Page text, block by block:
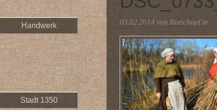
03.02.2014 von Rotschopf in
Handwerk
Stadt 1350